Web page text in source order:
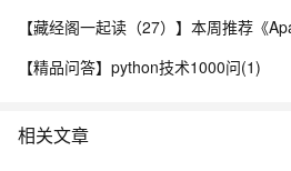
【精品问答】python技术1000问(1)
相关文章